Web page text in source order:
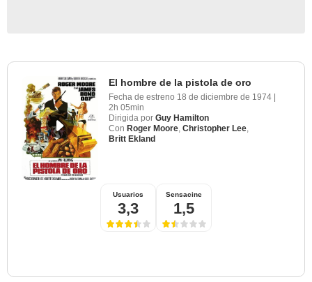
El hombre de la pistola de oro
Fecha de estreno 18 de diciembre de 1974 |
2h 05min
Dirigida por Guy Hamilton
Con Roger Moore Christopher Lee
Britt Ekland
Usuarios
3,3
Sensacine
1,5